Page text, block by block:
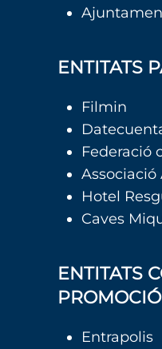
ENTITATS
Filmin
Federació
Hotel
Caves
ENTITATS
Entrapolis